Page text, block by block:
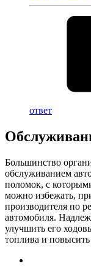
ответ
Большинство
обслуживанием
поломок, с
можно избежать,
производителя по
автомобиля.
улучшить его
топлива и повысить